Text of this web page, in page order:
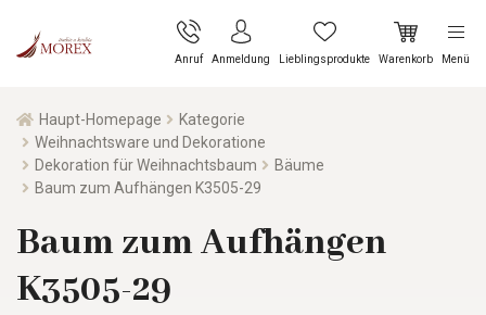
Anruf Anmeldung Lieblingsprodukte Warenkorb Menü
Haupt-Homepage
Kategorie
Weihnachtsware und Dekoratione
Dekoration für Weihnachtsbaum
Bäume
Baum zum Aufhängen K3505-29
Baum zum Aufhängen
K3505-29